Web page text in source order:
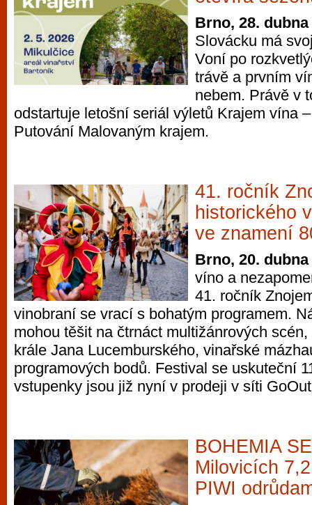
Brno, 28. dubna
Slovácku má
Voní po
trávě a prvním
nebem. Právě v
odstartuje letošní seriál výletů Krajem vína
Putování Malovaným krajem.
41. ročník
historického
ve znamení
Brno, 20. dubna
víno a
41. ročník
vinobraní se vrací s bohatým programem.
mohou těšit na čtrnáct multižánrových
krále Jana Lucemburského, vinařské
programových bodů. Festival se uskuteční
vstupenky jsou již nyní v prodeji v síti
BOHEMIA
Milovicích
PIWI